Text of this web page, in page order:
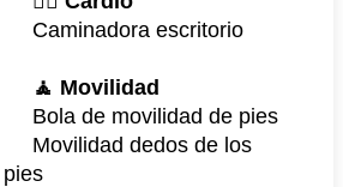
Caminadora escritorio
🧘 Movilidad
Bola de movilidad de pies
Movilidad dedos de los
pies